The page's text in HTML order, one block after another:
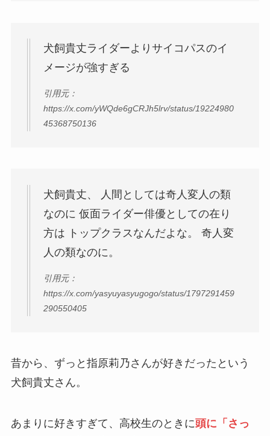
犬飼貴丈ライダーよりサイコパスのイ
メージが強すぎる
引用元：
https://x.com/yWQde6gCRJh5lrv/status/19224980
45368750136
犬飼貴丈、 人間としては奇人変人の類
なのに 仮面ライダー俳優としての在り
方は トップクラスなんだよな。 奇人変
人の類なのに。
引用元：
https://x.com/yasyuyasyugogo/status/1797291459
290550405
昔から、ずっと指原莉乃さんが好きだったという
犬飼貴丈さん。
あまりに好きすぎて、高校生のときに頭に「さっ